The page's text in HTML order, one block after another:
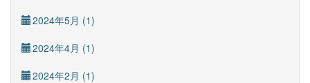
2024年5月 (1)
2024年4月 (1)
2024年2月 (1)